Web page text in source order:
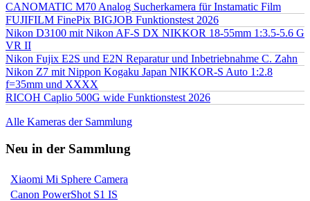
CANOMATIC M70 Analog Sucherkamera für Instamatic Film
FUJIFILM FinePix BIGJOB Funktionstest 2026
Nikon D3100 mit Nikon AF-S DX NIKKOR 18-55mm 1:3.5-5.6 G
VR II
Nikon Fujix E2S und E2N Reparatur und Inbetriebnahme C. Zahn
Nikon Z7 mit Nippon Kogaku Japan NIKKOR-S Auto 1:2.8
f=35mm und XXXX
RICOH Caplio 500G wide Funktionstest 2026
Alle Kameras der Sammlung
Neu in der Sammlung
Xiaomi Mi Sphere Camera
Canon PowerShot S1 IS